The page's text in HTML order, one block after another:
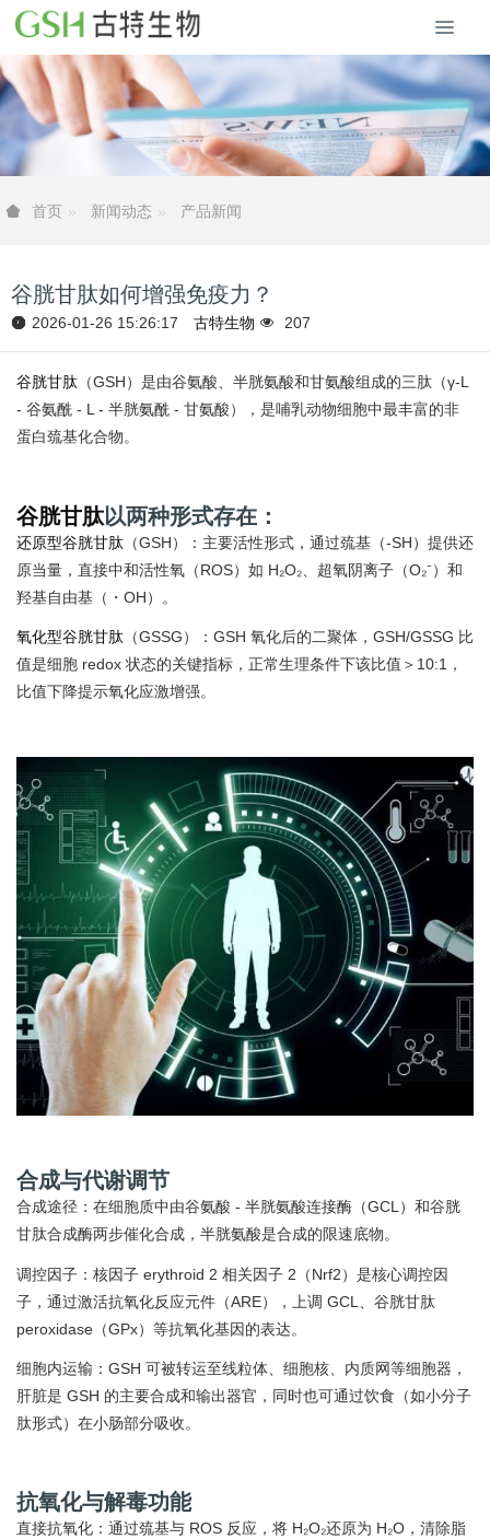
首页 新闻动态 产品新闻
谷胱甘肽如何增强免疫力？
2026-01-26 15:26:17 古特生物 207
谷胱甘肽 （GSH）是由谷氨酸、半胱氨酸和甘氨酸组成的三肽（γ-L
- 谷氨酰 - L - 半胱氨酰 - 甘氨酸），是哺乳动物细胞中最丰富的非
蛋白巯基化合物。
谷胱甘肽以两种形式存在：
还原型谷胱甘肽 （GSH）：主要活性形式，通过巯基（-SH）提供还
原当量，直接中和活性氧（ROS）如 H₂O₂、超氧阴离子（O₂⁻）和
羟基自由基（・OH）。
氧化型谷胱甘肽 （GSSG）：GSH 氧化后的二聚体，GSH/GSSG 比
值是细胞 redox 状态的关键指标，正常生理条件下该比值＞10:1，
比值下降提示氧化应激增强。
合成与代谢调节
合成途径：在细胞质中由谷氨酸 - 半胱氨酸连接酶（GCL）和谷胱
甘肽合成酶两步催化合成，半胱氨酸是合成的限速底物。
调控因子：核因子 erythroid 2 相关因子 2（Nrf2）是核心调控因
子，通过激活抗氧化反应元件（ARE），上调 GCL、谷胱甘肽
peroxidase（GPx）等抗氧化基因的表达。
细胞内运输：GSH 可被转运至线粒体、细胞核、内质网等细胞器，
肝脏是 GSH 的主要合成和输出器官，同时也可通过饮食（如小分子
肽形式）在小肠部分吸收。
抗氧化与解毒功能
直接抗氧化：通过巯基与 ROS 反应，将 H₂O₂还原为 H₂O，清除脂